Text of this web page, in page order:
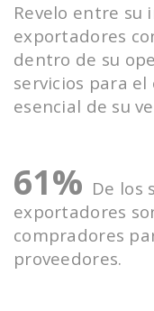
Revelo entre su
exportadores
dentro de su
servicios para
esencial de su
61% De los
exportadores
compradores
proveedores.